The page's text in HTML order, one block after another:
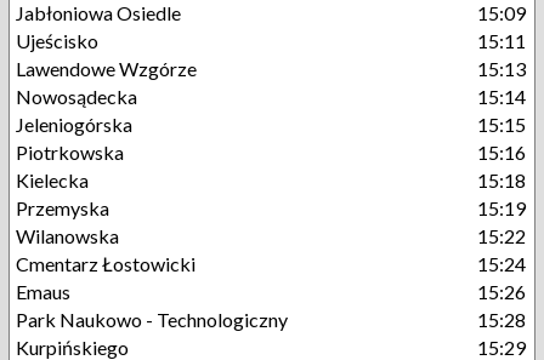
Jabłoniowa Osiedle
15:09
Ujeścisko
15:11
Lawendowe Wzgórze
15:13
Nowosądecka
15:14
Jeleniogórska
15:15
Piotrkowska
15:16
Kielecka
15:18
Przemyska
15:19
Wilanowska
15:22
Cmentarz Łostowicki
15:24
Emaus
15:26
Park Naukowo - Technologiczny
15:28
Kurpińskiego
15:29